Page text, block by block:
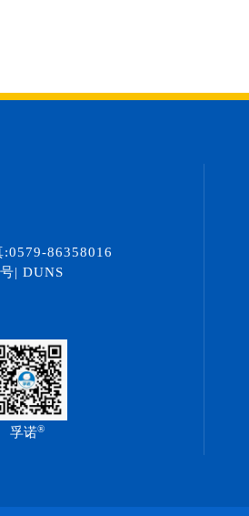
86358016
| DUNS
孚诺®